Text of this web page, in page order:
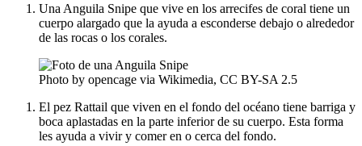
Una Anguila Snipe que vive en los arrecifes de coral tiene un
cuerpo alargado que la ayuda a esconderse debajo o alrededor
de las rocas o los corales.
Photo by opencage via Wikimedia, CC BY-SA 2.5
El pez Rattail que viven en el fondo del océano tiene barriga y
boca aplastadas en la parte inferior de su cuerpo. Esta forma
les ayuda a vivir y comer en o cerca del fondo.